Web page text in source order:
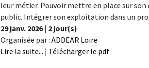
leur métier. Pouvoir mettre en place sur
public. Intégrer son exploitation dans un
29 janv. 2026| 2 jour(s)
Organisée par : ADDEAR Loire
Lire la suite... | Télécharger le pdf